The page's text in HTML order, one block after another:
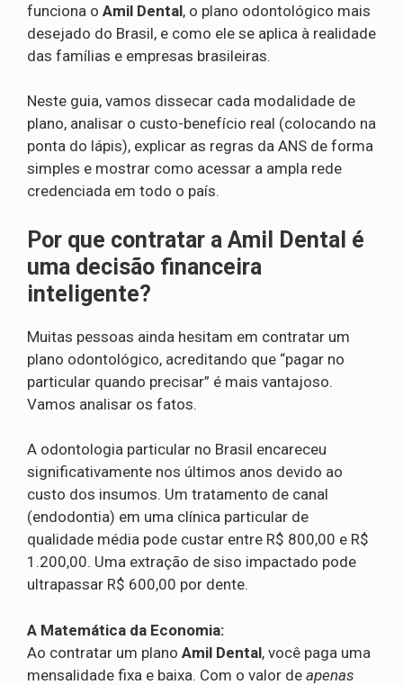
funciona o Amil Dental, o plano odontológico mais
desejado do Brasil, e como ele se aplica à realidade
das famílias e empresas brasileiras.
Neste guia, vamos dissecar cada modalidade de
plano, analisar o custo-benefício real (colocando na
ponta do lápis), explicar as regras da ANS de forma
simples e mostrar como acessar a ampla rede
credenciada em todo o país.
Por que contratar a Amil Dental é
uma decisão financeira
inteligente?
Muitas pessoas ainda hesitam em contratar um
plano odontológico, acreditando que “pagar no
particular quando precisar” é mais vantajoso.
Vamos analisar os fatos.
A odontologia particular no Brasil encareceu
significativamente nos últimos anos devido ao
custo dos insumos. Um tratamento de canal
(endodontia) em uma clínica particular de
qualidade média pode custar entre R$ 800,00 e R$
1.200,00. Uma extração de siso impactado pode
ultrapassar R$ 600,00 por dente.
A Matemática da Economia:
Ao contratar um plano Amil Dental, você paga uma
mensalidade fixa e baixa. Com o valor de apenas